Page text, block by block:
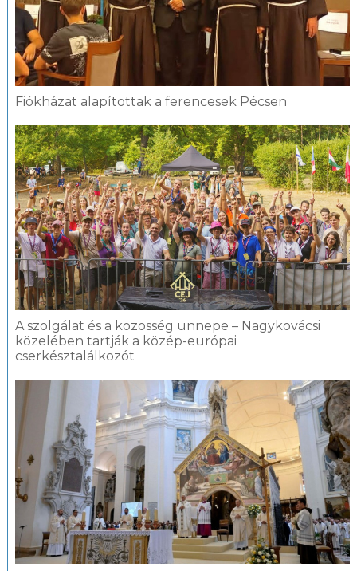
Fiókházat alapítottak a ferencesek Pécsen
A szolgálat és a közösség ünnepe – Nagykovácsi
közelében tartják a közép-európai
cserkésztalálkozót